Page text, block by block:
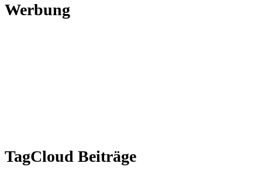
Werbung
TagCloud Beiträge